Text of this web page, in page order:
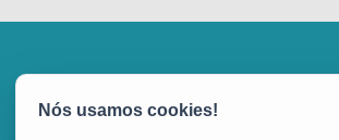
Compras)